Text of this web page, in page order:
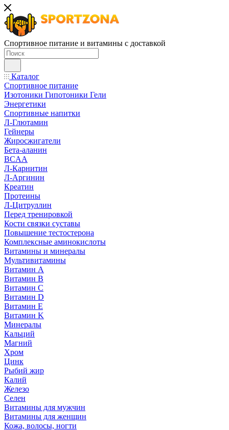
Спортивное питание и витамины с доставкой
Каталог
Спортивное питание
Изотоники Гипотоники Гели
Энергетики
Спортивные напитки
Л-Глютамин
Гейнеры
Жиросжигатели
Бета-аланин
BCAA
Л-Карнитин
Л-Аргинин
Креатин
Протеины
Л-Цитруллин
Перед тренировкой
Кости связки суставы
Повышение тестостерона
Комплексные аминокислоты
Витамины и минералы
Мультивитамины
Витамин A
Витамин B
Витамин C
Витамин D
Витамин E
Витамин K
Минералы
Кальций
Магний
Хром
Цинк
Рыбий жир
Калий
Железо
Селен
Витамины для мужчин
Витамины для женщин
Кожа, волосы, ногти